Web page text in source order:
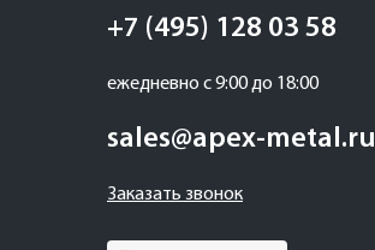
+7 (495) 128 03 58
ежедневно с 9:00 до 18:00
sales@apex-metal.ru
Заказать звонок